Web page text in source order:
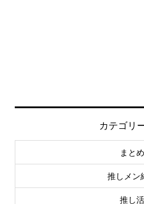
カテゴリ
まとめ
推しメン
推し活